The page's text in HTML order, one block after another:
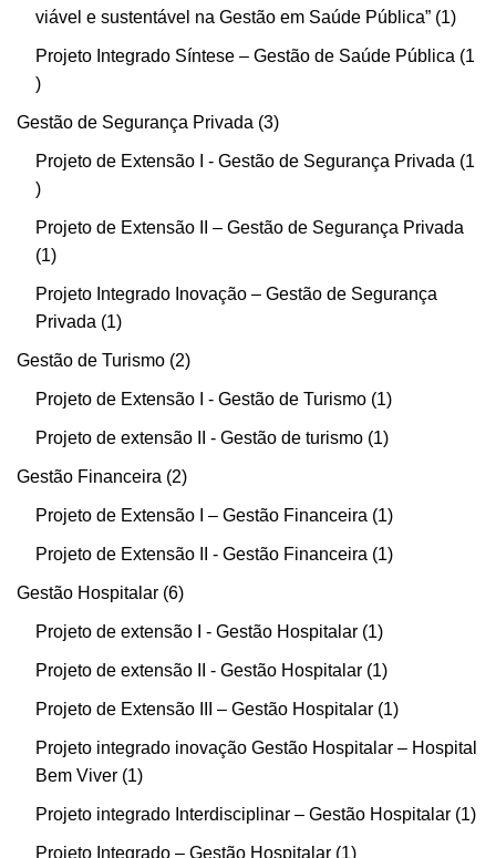
viável e sustentável na Gestão em Saúde Pública” 1
Projeto Integrado Síntese – Gestão de Saúde Pública 1
Gestão de Segurança Privada 3
Projeto de Extensão I - Gestão de Segurança Privada 1
Projeto de Extensão II – Gestão de Segurança Privada
1
Projeto Integrado Inovação – Gestão de Segurança
Privada
1
Gestão de Turismo 2
Projeto de Extensão I - Gestão de Turismo 1
Projeto de extensão II - Gestão de turismo 1
Gestão Financeira 2
Projeto de Extensão I – Gestão Financeira 1
Projeto de Extensão II - Gestão Financeira 1
Gestão Hospitalar 6
Projeto de extensão I - Gestão Hospitalar 1
Projeto de extensão II - Gestão Hospitalar 1
Projeto de Extensão III – Gestão Hospitalar 1
Projeto integrado inovação Gestão Hospitalar – Hospital
Bem Viver 1
Projeto integrado Interdisciplinar – Gestão Hospitalar 1
Projeto Integrado – Gestão Hospitalar 1